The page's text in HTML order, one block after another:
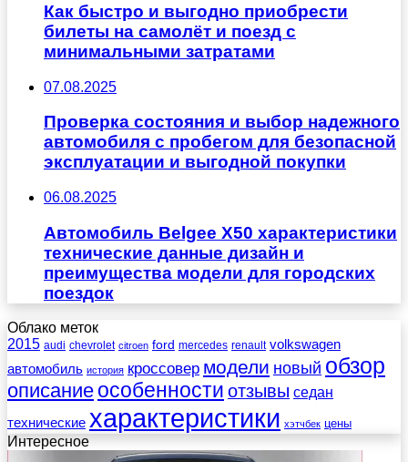
Как быстро и выгодно приобрести
билеты на самолёт и поезд с
минимальными затратами
07.08.2025
Проверка состояния и выбор надежного
автомобиля с пробегом для безопасной
эксплуатации и выгодной покупки
06.08.2025
Автомобиль Belgee X50 характеристики
технические данные дизайн и
преимущества модели для городских
поездок
Облако меток
2015 audi chevrolet citroen ford mercedes renault volkswagen
автомобиль история кроссовер модели новый обзор
описание особенности отзывы седан
технические характеристики хэтчбек цены
Интересное